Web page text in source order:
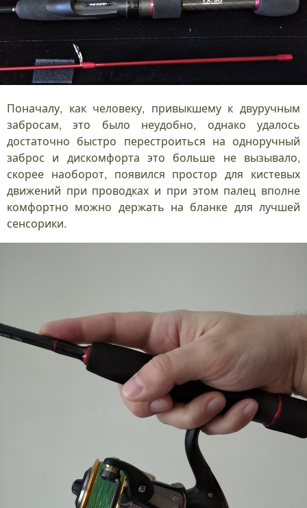
Поначалу, как человеку, привыкшему к двуручным
забросам, это было неудобно, однако удалось
достаточно быстро перестроиться на одноручный
заброс и дискомфорта это больше не вызывало,
скорее наоборот, появился простор для кистевых
движений при проводках и при этом палец вполне
комфортно можно держать на бланке для лучшей
сенсорики.